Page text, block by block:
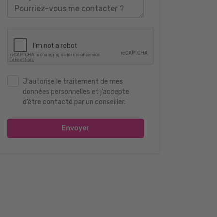
J'autorise le traitement de mes
données personnelles et j’accepte
d’être contacté par un conseiller.
Envoyer